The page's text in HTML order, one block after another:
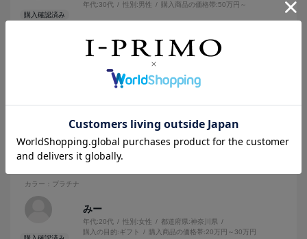
年代:30代 性別:男性 購入商品の価格帯:50万円～
キラキラが好きな彼女が大変喜んでくれました。
可愛い♡
カラー：プラチナ
みー
年代:20代 性別:女性 都道府県:神奈川県
購入の目的: ギフト 購入商品の価格帯:20万円～30万円